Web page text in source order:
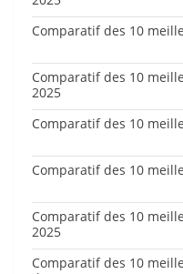
Comparatif des 10
Comparatif des 10
2025
Comparatif des 10
Comparatif des 10
Comparatif des 10
2025
Comparatif des 10